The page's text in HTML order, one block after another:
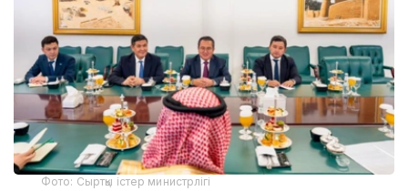
Фото: Сыртқы істер министрлігі